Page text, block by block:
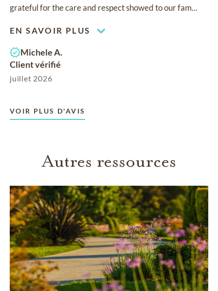
grateful for the care and respect showed to our fam...
EN SAVOIR PLUS
Michele A.
Client vérifié
juillet 2026
VOIR PLUS D'AVIS
Autres ressources